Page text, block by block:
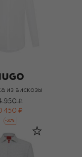
из вискозы
950 ₽
450 ₽
-30%